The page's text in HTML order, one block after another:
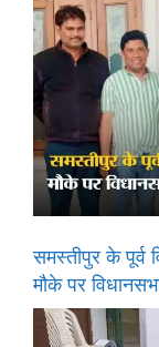
समस्तीपुर के
मौके पर